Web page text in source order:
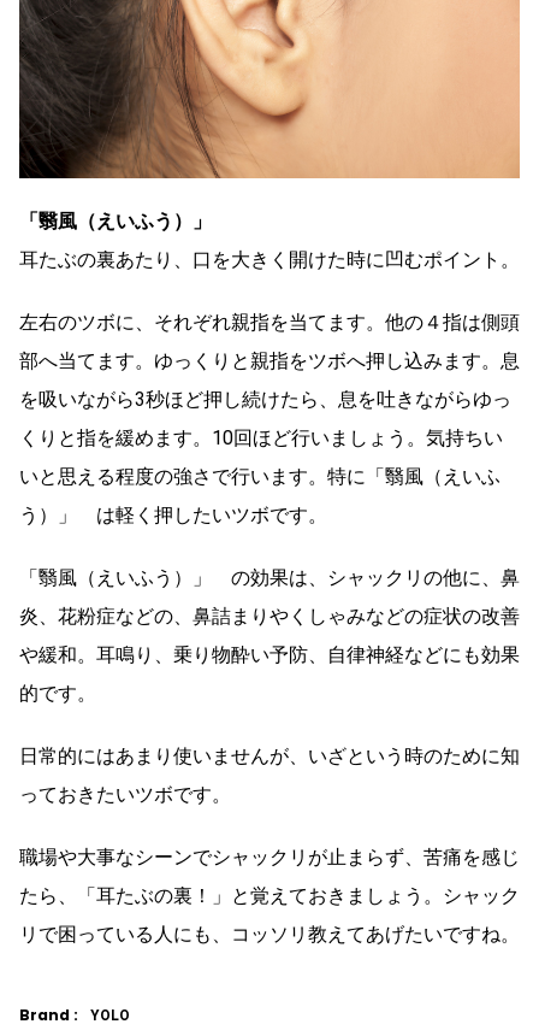
「翳風（えいふう）」
耳たぶの裏あたり、口を大きく開けた時に凹むポイント。
左右のツボに、それぞれ親指を当てます。他の４指は側頭
部へ当てます。ゆっくりと親指をツボへ押し込みます。息
を吸いながら3秒ほど押し続けたら、息を吐きながらゆっ
くりと指を緩めます。10回ほど行いましょう。気持ちい
いと思える程度の強さで行います。特に「翳風（えいふ
う）」 は軽く押したいツボです。
「翳風（えいふう）」 の効果は、シャックリの他に、鼻
炎、花粉症などの、鼻詰まりやくしゃみなどの症状の改善
や緩和。耳鳴り、乗り物酔い予防、自律神経などにも効果
的です。
日常的にはあまり使いませんが、いざという時のために知
っておきたいツボです。
職場や大事なシーンでシャックリが止まらず、苦痛を感じ
たら、「耳たぶの裏！」と覚えておきましょう。シャック
リで困っている人にも、コッソリ教えてあげたいですね。
Brand : YOLO